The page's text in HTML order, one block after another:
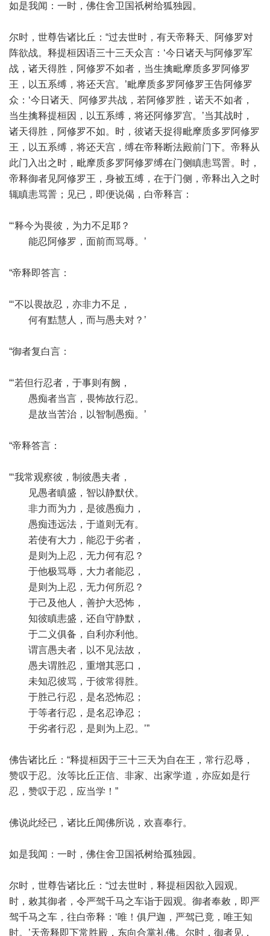
如是我闻：一时，佛住舍卫国祇树给狐独园。
尔时，世尊告诸比丘：“过去世时，有天帝释天、阿修罗对
阵欲战。释提桓因语三十三天众言：‘今日诸天与阿修罗军
战，诸天得胜，阿修罗不如者，当生擒毗摩质多罗阿修罗
王，以五系缚，将还天宫。’毗摩质多罗阿修罗王告阿修罗
众：‘今日诸天、阿修罗共战，若阿修罗胜，诺天不如者，
当生擒释提桓因，以五系缚，将还阿修罗宫。’当其战时，
诸天得胜，阿修罗不如。时，彼诸天捉得毗摩质多罗阿修罗
王，以五系缚，将还天宫，缚在帝释断法殿前门下。帝释从
此门入出之时，毗摩质多罗阿修罗缚在门侧瞋恚骂詈。时，
帝释御者见阿修罗王，身被五缚，在于门侧，帝释出入之时
辄瞋恚骂詈；见已，即便说偈，白帝释言：
“‘释今为畏彼，为力不足耶？
能忍阿修罗，面前而骂辱。’
“帝释即答言：
“‘不以畏故忍，亦非力不足，
何有黠慧人，而与愚夫对？’
“御者复白言：
“‘若但行忍者，于事则有阙，
愚痴者当言，畏怖故行忍。
是故当苦治，以智制愚痴。’
“帝释答言：
“‘我常观察彼，制彼愚夫者，
见愚者瞋盛，智以静默伏。
非力而为力，是彼愚痴力，
愚痴违远法，于道则无有。
若使有大力，能忍于劣者，
是则为上忍，无力何有忍？
于他极骂辱，大力者能忍，
是则为上忍，无力何所忍？
于己及他人，善护大恐怖，
知彼瞋恚盛，还自守静默，
于二义俱备，自利亦利他。
谓言愚夫者，以不见法故，
愚夫谓胜忍，重增其恶口，
未知忍彼骂，于彼常得胜。
于胜己行忍，是名恐怖忍；
于等者行忍，是名忍诤忍；
于劣者行忍，是则为上忍。’”
佛告诸比丘：“释提桓因于三十三天为自在王，常行忍辱，
赞叹于忍。汝等比丘正信、非家、出家学道，亦应如是行
忍，赞叹于忍，应当学！”
佛说此经已，诸比丘闻佛所说，欢喜奉行。
如是我闻：一时，佛住舍卫国祇树给孤独园。
尔时，世尊告诸比丘：“过去世时，释提桓因欲入园观。
时，敕其御者，令严驾千马之车诣于园观。御者奉敕，即严
驾千马之车，往白帝释：‘唯！俱尸迦，严驾已竟，唯王知
时。’天帝释即下常胜殿，东向合掌礼佛。尔时，御者见，